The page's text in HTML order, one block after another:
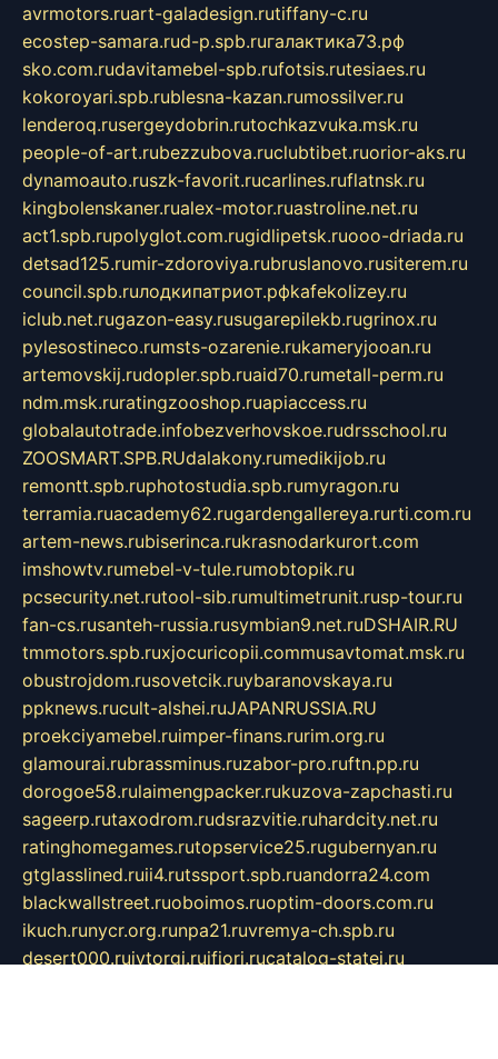
avrmotors.ruart-galadesign.rutiffany-c.ru
ecostep-samara.rud-p.spb.ruгалактика73.рф
sko.com.rudavitamebel-spb.rufotsis.rutesiaes.ru
kokoroyari.spb.rublesna-kazan.rumossilver.ru
lenderoq.rusergeydobrin.rutochkazvuka.msk.ru
people-of-art.rubezzubova.ruclubtibet.ruorior-aks.ru
dynamoauto.ruszk-favorit.rucarlines.ruflatnsk.ru
kingbolenskaner.rualex-motor.ruastroline.net.ru
act1.spb.rupolyglot.com.rugidlipetsk.ruooo-driada.ru
detsad125.rumir-zdoroviya.rubruslanovo.rusiterem.ru
council.spb.ruлодкипатриот.рфkafekolizey.ru
iclub.net.rugazon-easy.rusugarepilekb.rugrinox.ru
pylesostineco.rumsts-ozarenie.rukameryjooan.ru
artemovskij.rudopler.spb.ruaid70.rumetall-perm.ru
ndm.msk.ruratingzooshop.ruapiaccess.ru
globalautotrade.infobezverhovskoe.rudrsschool.ru
ZOOSMART.SPB.RUdalakony.rumedikijob.ru
remontt.spb.ruphotostudia.spb.rumyragon.ru
terramia.ruacademy62.rugardengallereya.rurti.com.ru
artem-news.rubiserinca.rukrasnodarkurort.com
imshowtv.rumebel-v-tule.rumobtopik.ru
pcsecurity.net.rutool-sib.rumultimetrunit.rusp-tour.ru
fan-cs.rusanteh-russia.rusymbian9.net.ruDSHAIR.RU
tmmotors.spb.ruxjocuricopii.commusavtomat.msk.ru
obustrojdom.rusovetcik.ruybaranovskaya.ru
ppknews.rucult-alshei.ruJAPANRUSSIA.RU
proekciyamebel.ruimper-finans.rurim.org.ru
glamourai.rubrassminus.ruzabor-pro.ruftn.pp.ru
dorogoe58.rulaimengpacker.rukuzova-zapchasti.ru
sageerp.rutaxodrom.rudsrazvitie.ruhardcity.net.ru
ratinghomegames.rutopservice25.rugubernyan.ru
gtglasslined.ruii4.rutssport.spb.ruandorra24.com
blackwallstreet.ruoboimos.ruoptim-doors.com.ru
ikuch.runycr.org.runpa21.ruvremya-ch.spb.ru
desert000.ruivtorgi.ruifiori.rucatalog-statei.ru